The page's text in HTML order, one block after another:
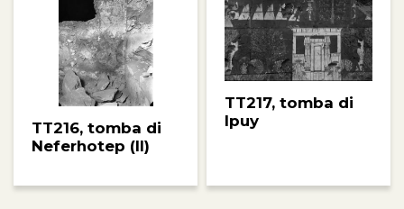
TT216, tomba di
Neferhotep (II)
TT217, tomba di
Ipuy